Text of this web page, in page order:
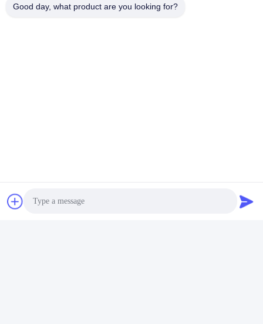
Burs Dentaires D'acier Inoxydable De 11mm
Good day, what product are you looking for?